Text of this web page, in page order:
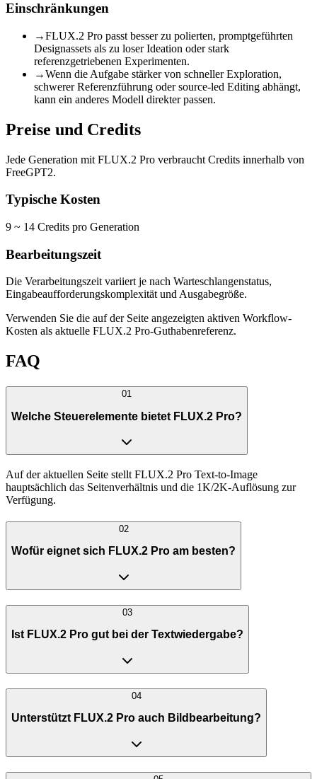
Einschränkungen
→FLUX.2 Pro passt besser zu polierten, promptgeführten
Designassets als zu loser Ideation oder stark
referenzgetriebenen Experimenten.
→Wenn die Aufgabe stärker von schneller Exploration,
schwerer Referenzführung oder source-led Editing abhängt,
kann ein anderes Modell direkter passen.
Preise und Credits
Jede Generation mit FLUX.2 Pro verbraucht Credits innerhalb von
FreeGPT2.
Typische Kosten
9 ~ 14 Credits pro Generation
Bearbeitungszeit
Die Verarbeitungszeit variiert je nach Warteschlangenstatus,
Eingabeaufforderungskomplexität und Ausgabegröße.
Verwenden Sie die auf der Seite angezeigten aktiven Workflow-
Kosten als aktuelle FLUX.2 Pro-Guthabenreferenz.
FAQ
01
Welche Steuerelemente bietet FLUX.2 Pro?
Auf der aktuellen Seite stellt FLUX.2 Pro Text-to-Image
hauptsächlich das Seitenverhältnis und die 1K/2K-Auflösung zur
Verfügung.
02
Wofür eignet sich FLUX.2 Pro am besten?
03
Ist FLUX.2 Pro gut bei der Textwiedergabe?
04
Unterstützt FLUX.2 Pro auch Bildbearbeitung?